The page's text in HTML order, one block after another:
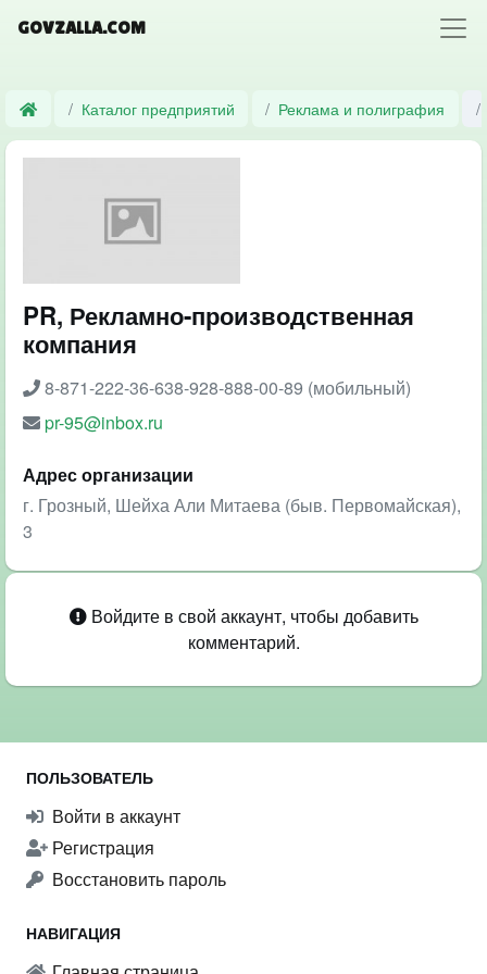
GOVZALLA.COM
Каталог предприятий Реклама и полиграфия
PR, Рекламно-производственная
компания
8-871-222-36-638-928-888-00-89 (мобильный)
pr-95@inbox.ru
Адрес организации
г. Грозный, Шейха Али Митаева (быв. Первомайская),
3
Войдите в свой аккаунт, чтобы добавить
комментарий.
ПОЛЬЗОВАТЕЛЬ
Войти в аккаунт
Регистрация
Восстановить пароль
НАВИГАЦИЯ